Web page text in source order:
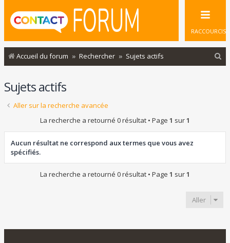
RACCOURCIS
Accueil du forum Rechercher Sujets actifs
Sujets actifs
Aller sur la recherche avancée
La recherche a retourné 0 résultat • Page 1 sur1
Aucun résultat ne correspond aux termes que vous avez
spécifiés.
La recherche a retourné 0 résultat • Page 1 sur1
Aller